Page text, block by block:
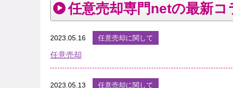
任意売却専門netの最新コ
2023.05.16 任意売却に関して
任意売却
2023.05.13 任意売却に関して